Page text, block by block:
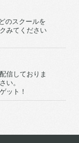
のスクールを
みてください
信しておりま
い。
ット！